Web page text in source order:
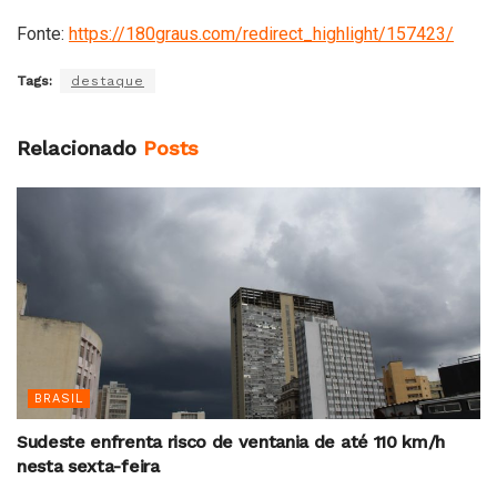
Fonte: https://180graus.com/redirect_highlight/157423/
Tags: destaque
Relacionado Posts
BRASIL
Sudeste enfrenta risco de ventania de até 110 km/h
nesta sexta-feira